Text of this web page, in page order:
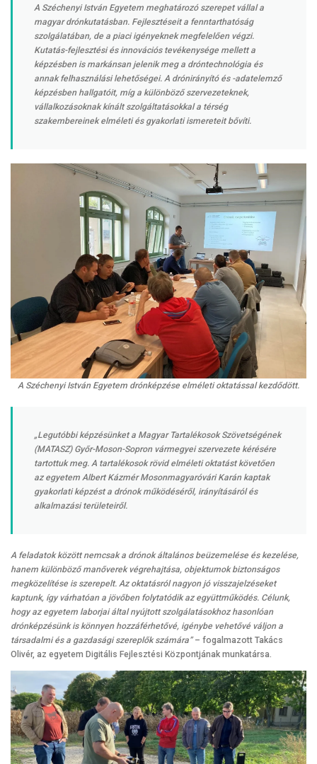
A Széchenyi István Egyetem meghatározó szerepet vállal a
magyar drónkutatásban. Fejlesztéseit a fenntarthatóság
szolgálatában, de a piaci igényeknek megfelelően végzi.
Kutatás-fejlesztési és innovációs tevékenysége mellett a
képzésben is markánsan jelenik meg a dróntechnológia és
annak felhasználási lehetőségei. A drónirányító és -adatelemző
képzésben hallgatóit, míg a különböző szervezeteknek,
vállalkozásoknak kínált szolgáltatásokkal a térség
szakembereinek elméleti és gyakorlati ismereteit bővíti.
A Széchenyi István Egyetem drónképzése elméleti oktatással kezdődött.
„Legutóbbi képzésünket a Magyar Tartalékosok Szövetségének
(MATASZ) Győr-Moson-Sopron vármegyei szervezete kérésére
tartottuk meg. A tartalékosok rövid elméleti oktatást követően
az egyetem Albert Kázmér Mosonmagyaróvári Karán kaptak
gyakorlati képzést a drónok működéséről, irányításáról és
alkalmazási területeiről.
A feladatok között nemcsak a drónok általános beüzemelése és kezelése,
hanem különböző manőverek végrehajtása, objektumok biztonságos
megközelítése is szerepelt. Az oktatásról nagyon jó visszajelzéseket
kaptunk, így várhatóan a jövőben folytatódik az együttműködés. Célunk,
hogy az egyetem laborjai által nyújtott szolgálatásokhoz hasonlóan
drónképzésünk is könnyen hozzáférhetővé, igénybe vehetővé váljon a
társadalmi és a gazdasági szereplők számára”– fogalmazott Takács
Olivér, az egyetem Digitális Fejlesztési Központjának munkatársa.